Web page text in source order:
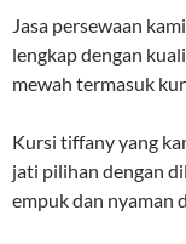
Jasa persewaan
lengkap dengan
mewah termasuk
Kursi tiffany yang
jati pilihan dengan
empuk dan nyaman